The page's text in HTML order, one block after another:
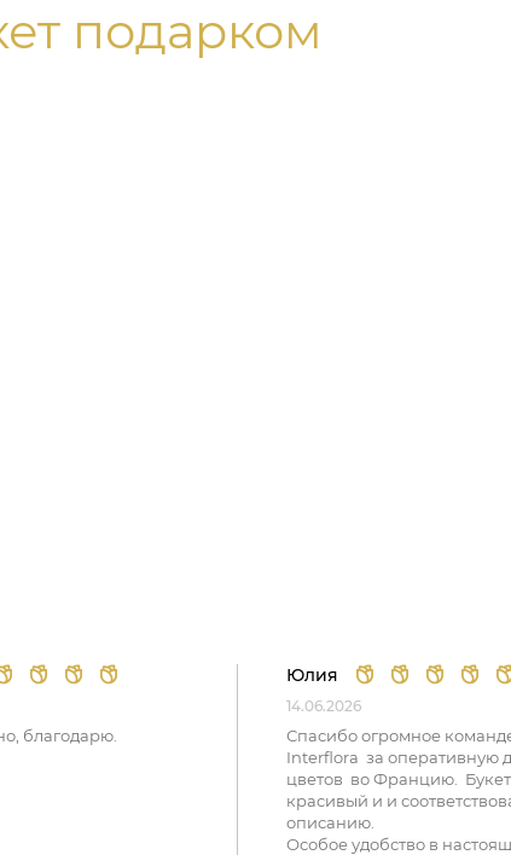
подарком
благодарю.
Юлия
14.06.2026
Спасибо огромное
Interflora за оперативную
цветов во Францию.
красивый и и
описанию.
Особое удобство в